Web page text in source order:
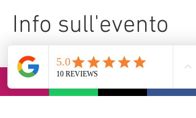
Info sull'evento
Degustazione itinerante in sette tappe con
partenza dalla cantina 'I Comelli' in Via Valle a